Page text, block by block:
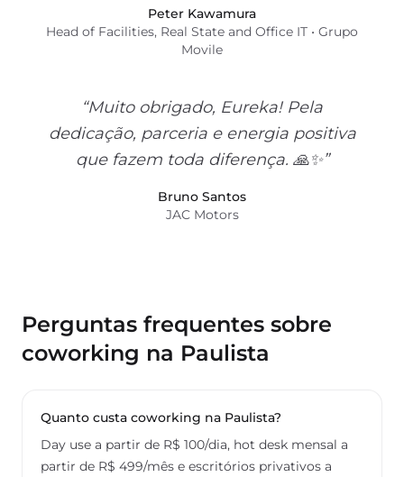
Peter Kawamura
Head of Facilities, Real State and Office IT • Grupo
Movile
“Muito obrigado, Eureka! Pela
dedicação, parceria e energia positiva
que fazem toda diferença. 🙏✨”
Bruno Santos
JAC Motors
Perguntas frequentes sobre
coworking na Paulista
Quanto custa coworking na Paulista?
Day use a partir de R$ 100/dia, hot desk mensal a
partir de R$ 499/mês e escritórios privativos a